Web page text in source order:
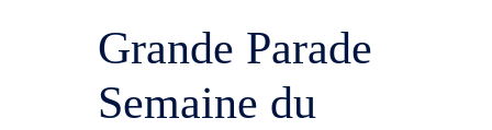
Grande Parade
Semaine du